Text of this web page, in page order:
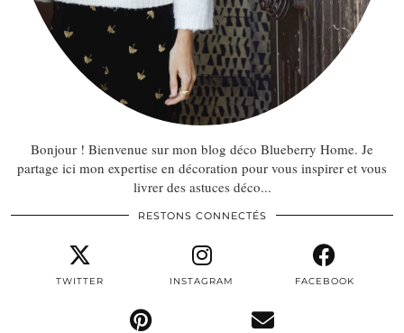
Bonjour ! Bienvenue sur mon blog déco Blueberry Home. Je
partage ici mon expertise en décoration pour vous inspirer et vous
livrer des astuces déco...
RESTONS CONNECTÉS
TWITTER INSTAGRAM FACEBOOK